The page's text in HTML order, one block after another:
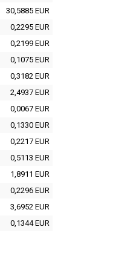
30,5885 EUR
0,2295 EUR
0,2199 EUR
0,1075 EUR
0,3182 EUR
2,4937 EUR
0,0067 EUR
0,1330 EUR
0,2217 EUR
0,5113 EUR
1,8911 EUR
0,2296 EUR
3,6952 EUR
0,1344 EUR